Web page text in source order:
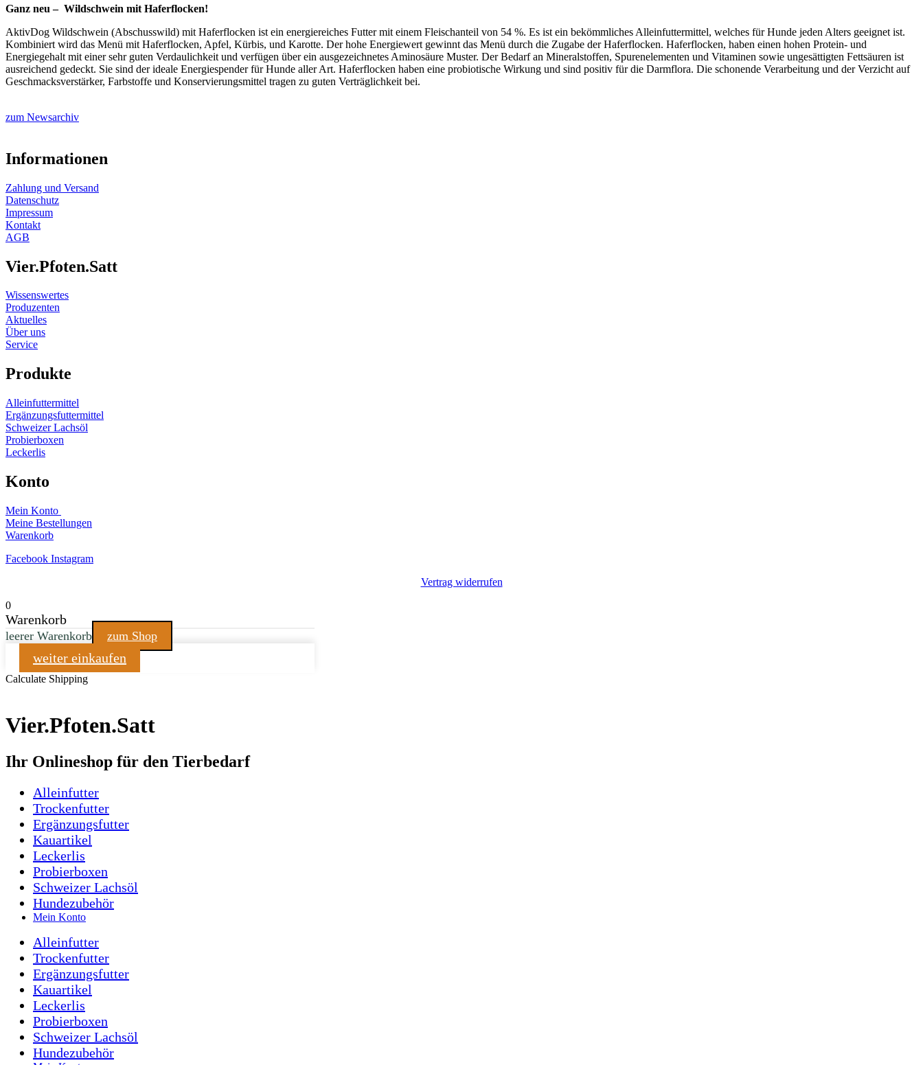
Ganz neu – Wildschwein mit Haferflocken!
AktivDog Wildschwein (Abschusswild) mit Haferflocken ist ein energiereiches Futter mit einem Fleischanteil von 54 %. Es ist ein bekömmliches Alleinfuttermittel, welches für Hunde jeden Alters geeignet ist.
Kombiniert wird das Menü mit Haferflocken, Apfel, Kürbis, und Karotte. Der hohe Energiewert gewinnt das Menü durch die Zugabe der Haferflocken. Haferflocken, haben einen hohen Protein- und
Energiegehalt mit einer sehr guten Verdaulichkeit und verfügen über ein ausgezeichnetes Aminosäure Muster. Der Bedarf an Mineralstoffen, Spurenelementen und Vitaminen sowie ungesättigten Fettsäuren ist
ausreichend gedeckt. Sie sind der ideale Energiespender für Hunde aller Art. Haferflocken haben eine probiotische Wirkung und sind positiv für die Darmflora. Die schonende Verarbeitung und der Verzicht auf
Geschmacksverstärker, Farbstoffe und Konservierungsmittel tragen zu guten Verträglichkeit bei.
zum Newsarchiv
Informationen
Zahlung und Versand
Datenschutz
Impressum
Kontakt
AGB
Vier.Pfoten.Satt
Wissenswertes
Produzenten
Aktuelles
Über uns
Service
Produkte
Alleinfuttermittel
Ergänzungsfuttermittel
Schweizer Lachsöl
Probierboxen
Leckerlis
Konto
Mein Konto
Meine Bestellungen
Warenkorb
Facebook Instagram
Vertrag widerrufen
0
Warenkorb
leerer Warenkorb zum Shop
weiter einkaufen
Calculate Shipping
Vier.Pfoten.Satt
Ihr Onlineshop für den Tierbedarf
Alleinfutter
Trockenfutter
Ergänzungsfutter
Kauartikel
Leckerlis
Probierboxen
Schweizer Lachsöl
Hundezubehör
Mein Konto
Alleinfutter
Trockenfutter
Ergänzungsfutter
Kauartikel
Leckerlis
Probierboxen
Schweizer Lachsöl
Hundezubehör